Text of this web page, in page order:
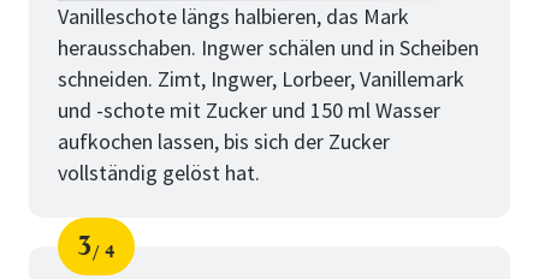
Vanilleschote längs halbieren, das Mark
herausschaben. Ingwer schälen und in Scheiben
schneiden. Zimt, Ingwer, Lorbeer, Vanillemark
und -schote mit Zucker und 150 ml Wasser
aufkochen lassen, bis sich der Zucker
vollständig gelöst hat.
3 4